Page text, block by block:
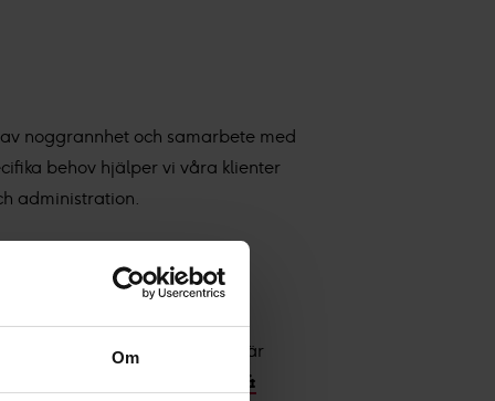
Om
noggrannhet och samarbete med
behov hjälper vi våra klienter
administration.
ochLondon
. Jurek är
Life Science &